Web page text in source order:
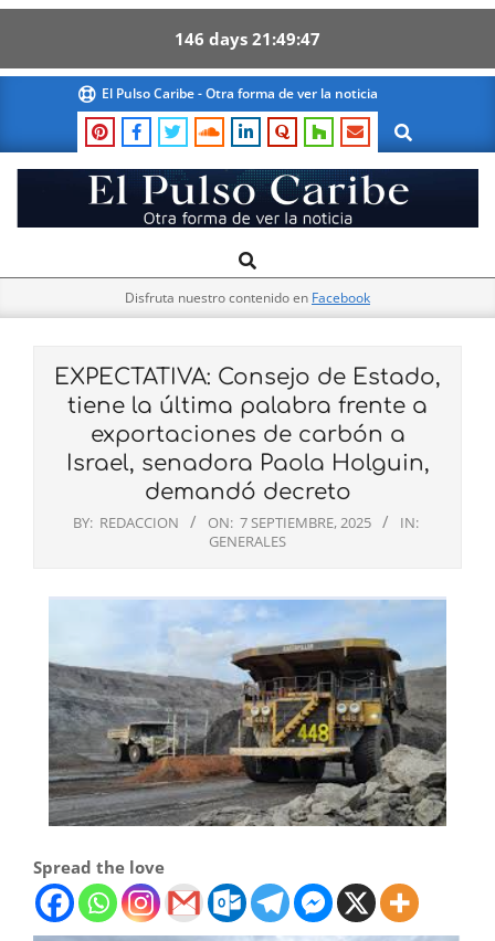
146 days 21 49 46
content
El Pulso Caribe - Otra forma de ver la noticia
Search
El
Pulso
Navigation
Search
Disfruta nuestro contenido en Facebook
EXPECTATIVA: Consejo de Estado,
tiene la última palabra frente a
exportaciones de carbón a
Israel, senadora Paola Holguin,
demandó decreto
BY: REDACCION ON: 7 SEPTIEMBRE, 2025
IN:
GENERALES
Spread the love